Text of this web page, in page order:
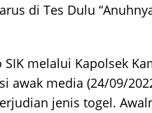
di Tes Dulu
melalui Kapolsek
awak media (24/09/
jenis togel.